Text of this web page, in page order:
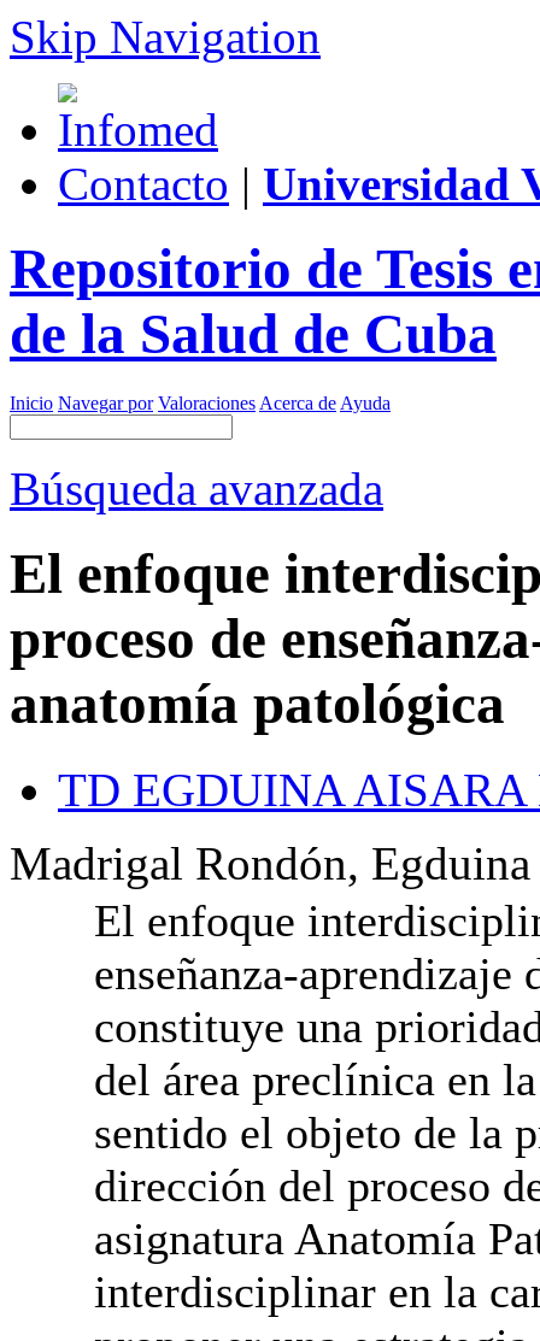
Skip Navigation
Contacto | Universidad
Repositorio de Tesis
de la Salud de Cuba
Inicio Navegar por Valoraciones Acerca de Ayuda
Búsqueda avanzada
El enfoque
proceso de
anatomía patológica
TD EGDUINA
Madrigal Rondón, Egduina
El enfoque
enseñanza-
constituye una
del área preclínica en
sentido el objeto de la
dirección del proceso
asignatura Anatomía
interdisciplinar en la